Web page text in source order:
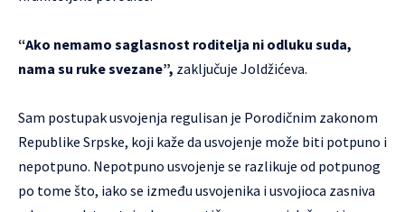
“Ako nemamo saglasnost roditelja ni odluku suda,
nama su ruke svezane”, zaključuje Joldžićeva.
Sam postupak usvojenja regulisan je Porodičnim zakonom
Republike Srpske, koji kaže da usvojenje može biti potpuno i
nepotpuno. Nepotpuno usvojenje se razlikuje od potpunog
po tome što, iako se između usvojenika i usvojioca zasniva